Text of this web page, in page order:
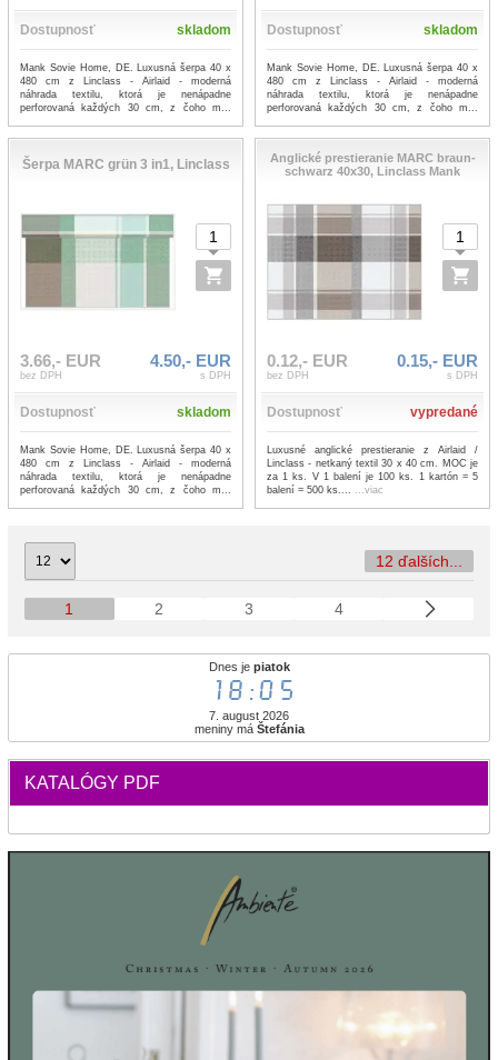
Dnes je piatok
18:05
7. august 2026
meniny má Štefánia
KATALÓGY PDF
Dostupnosť skladom
Mank Sovie Home, DE. Luxusná šerpa 40 x
480 cm z Linclass - Airlaid - moderná
náhrada textilu, ktorá je nenápadne
perforovaná každých 30 cm, z čoho m...
Dostupnosť skladom
Mank Sovie Home, DE. Luxusná šerpa 40 x
480 cm z Linclass - Airlaid - moderná
náhrada textilu, ktorá je nenápadne
perforovaná každých 30 cm, z čoho m...
Šerpa MARC grün 3 in1, Linclass
3.66,- EUR
bez DPH
4.50,- EUR
s DPH
Dostupnosť skladom
Mank Sovie Home, DE. Luxusná šerpa 40 x
480 cm z Linclass - Airlaid - moderná
náhrada textilu, ktorá je nenápadne
perforovaná každých 30 cm, z čoho m...
Anglické prestieranie MARC braun-
schwarz 40x30, Linclass Mank
0.12,- EUR
bez DPH
0.15,- EUR
s DPH
Dostupnosť vypredané
Luxusné anglické prestieranie z Airlaid /
Linclass - netkaný textil 30 x 40 cm. MOC je
za 1 ks. V 1 balení je 100 ks. 1 kartón = 5
balení = 500 ks.... ...viac
12 ďalších...
1 2 3 4